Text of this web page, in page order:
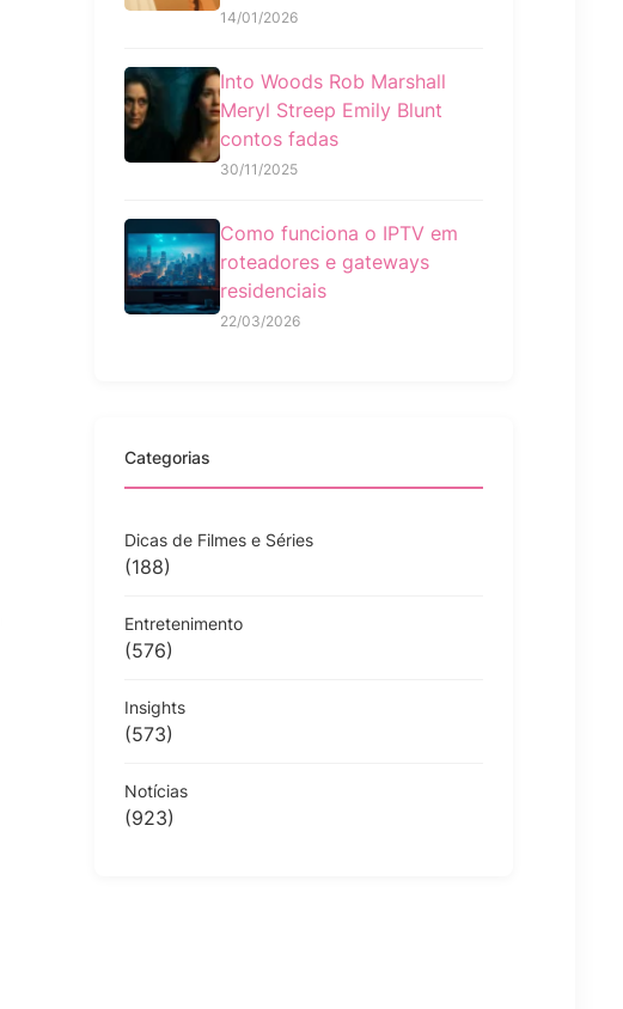
14/01/2026
Into Woods Rob Marshall
Meryl Streep Emily Blunt
contos fadas
30/11/2025
Como funciona o IPTV em
roteadores e gateways
residenciais
22/03/2026
Categorias
Dicas de Filmes e Séries
(188)
Entretenimento
(576)
Insights
(573)
Notícias
(923)